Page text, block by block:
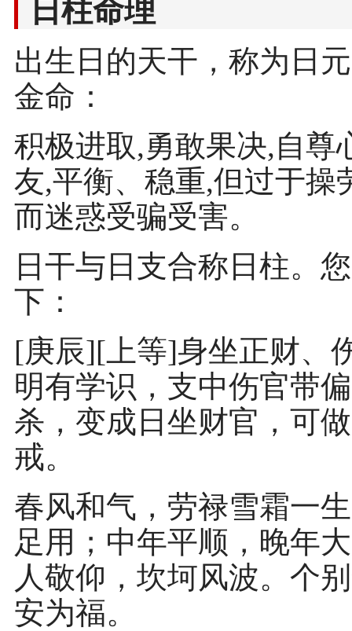
日柱命理
出生日的天干，称为日
金命：
积极进取,勇敢果决,自尊
友,平衡、稳重,但过于操
而迷惑受骗受害。
日干与日支合称日柱。
下：
[庚辰][上等]身坐正财、
明有学识，支中伤官带
杀，变成日坐财官，可
戒。
春风和气，劳禄雪霜一
足用；中年平顺，晚年
人敬仰，坎坷风波。个
安为福。